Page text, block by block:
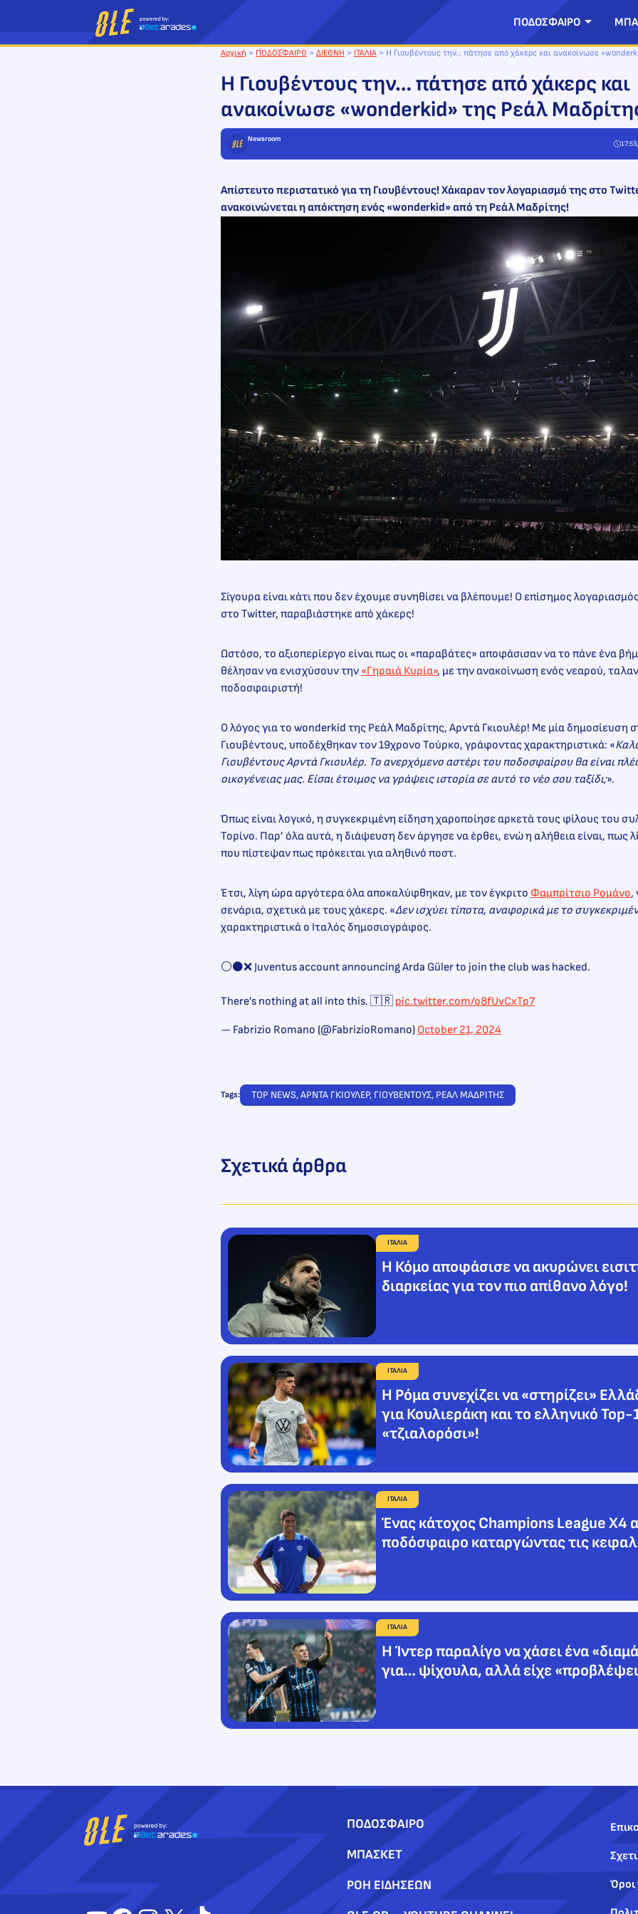
περιεχόμενο
ΠΟΔΟΣΦΑΙΡΟ
Αρχική > ΠΟΔΟΣΦΑΙΡΟ > ΔΙΕΘΝΗ > ΙΤΑΛΙΑ > Η Γιουβέντους την… πάτησε από χάκερς και ανακοίνωσε
Η Γιουβέντους την… πάτησε από χάκερς και
ανακοίνωσε «wonderkid» της Ρεάλ
Newsroom
Απίστευτο περιστατικό για τη Γιουβέντους! Χάκαραν τον λογαριασμό της στο
ανακοινώνεται η απόκτηση ενός «wonderkid» από τη Ρεάλ Μαδρίτης!
Σίγουρα είναι κάτι που δεν έχουμε συνηθίσει να βλέπουμε! Ο επίσημος
στο Twitter, παραβιάστηκε από χάκερς!
Ωστόσο, το αξιοπερίεργο είναι πως οι «παραβάτες» αποφάσισαν να το πάνε ένα
θέλησαν να ενισχύσουν την «Γηραιά Κυρία», με την ανακοίνωση ενός νεαρού,
ποδοσφαιριστή!
Ο λόγος για το wonderkid της Ρεάλ Μαδρίτης, Αρντά Γκιουλέρ! Με μία δημοσίευση
Γιουβέντους, υποδέχθηκαν τον 19χρονο Τούρκο, γράφοντας χαρακτηριστικά: «
Γιουβέντους Αρντά Γκιουλέρ. Το ανερχόμενο αστέρι του ποδοσφαίρου θα είναι
οικογένειας μας. Είσαι έτοιμος να γράψεις ιστορία σε αυτό το νέο σου ταξίδι;».
Όπως είναι λογικό, η συγκεκριμένη είδηση χαροποίησε αρκετά τους φίλους του
Τορίνο. Παρ’ όλα αυτά, η διάψευση δεν άργησε να έρθει, ενώ η αλήθεια είναι, πως
που πίστεψαν πως πρόκειται για αληθινό ποστ.
Έτσι, λίγη ώρα αργότερα όλα αποκαλύφθηκαν, με τον έγκριτο Φαμπρίτσιο Ρομάνο,
σενάρια, σχετικά με τους χάκερς. «Δεν ισχύει τίποτα, αναφορικά με το
χαρακτηριστικά ο Ιταλός δημοσιογράφος.
⚪️⚫️❌ Juventus account announcing Arda Güler to join the club was hacked.
There’s nothing at all into this. 🇹🇷 pic.twitter.com/o8fUvCxTp7
— Fabrizio Romano (@FabrizioRomano) October 21, 2024
Tags: TOP NEWS, ΑΡΝΤΑ ΓΚΙΟΥΛΕΡ, ΓΙΟΥΒΕΝΤΟΥΣ, ΡΕΑΛ ΜΑΔΡΙΤΗΣ
Σχετικά άρθρα
ΙΤΑΛΙΑ
Η Κόμο αποφάσισε να ακυρώνει
διαρκείας για τον πιο απίθανο λόγο!
ΙΤΑΛΙΑ
Η Ρόμα συνεχίζει να «στηρίζει»
για Κουλιεράκη και το ελληνικό
«τζιαλορόσι»!
ΙΤΑΛΙΑ
Ένας κάτοχος Champions League X4
ποδόσφαιρο καταργώντας τις
ΙΤΑΛΙΑ
Η Ίντερ παραλίγο να χάσει ένα
για… ψίχουλα, αλλά είχε
ΠΟΔΟΣΦΑΙΡΟ
ΜΠΑΣΚΕΤ
ΡΟΗ ΕΙΔΗΣΕΩΝ Όροι